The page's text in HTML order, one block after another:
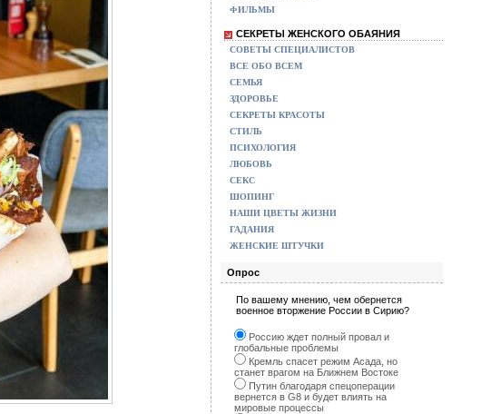
ФИЛЬМЫ
СЕКРЕТЫ ЖЕНСКОГО ОБАЯНИЯ
СОВЕТЫ СПЕЦИАЛИСТОВ
ВСЕ ОБО ВСЕМ
СЕМЬЯ
ЗДОРОВЬЕ
СЕКРЕТЫ КРАСОТЫ
СТИЛЬ
ПСИХОЛОГИЯ
ЛЮБОВЬ
СЕКС
ШОПИНГ
НАШИ ЦВЕТЫ ЖИЗНИ
ГАДАНИЯ
ЖЕНСКИЕ ШТУЧКИ
Опрос
По вашему мнению, чем обернется
военное вторжение России в Сирию?
Россию ждет полный провал и
глобальные проблемы
Кремль спасет режим Асада, но
станет врагом на Ближнем Востоке
Путин благодаря спецоперации
вернется в G8 и будет влиять на
мировые процессы